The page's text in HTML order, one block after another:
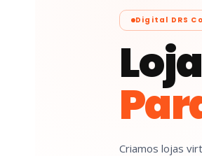
Digital DRS
Criamos lojas